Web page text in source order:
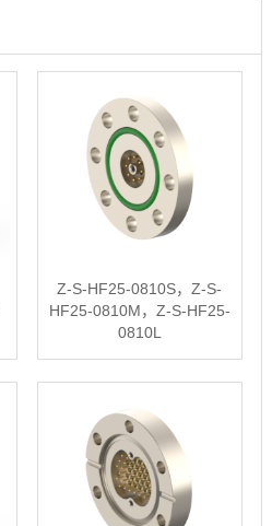
Z-S-HF25-0810S，Z-S-
HF25-0810M，Z-S-HF25-
0810L